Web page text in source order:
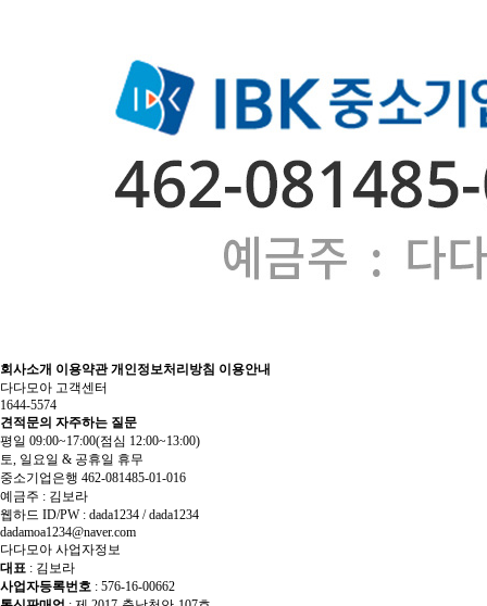
회사소개 이용약관 개인정보처리방침 이용안내
다다모아 고객센터
1644-5574
견적문의 자주하는 질문
평일 09:00~17:00(점심 12:00~13:00)
토, 일요일 & 공휴일 휴무
중소기업은행 462-081485-01-016
예금주 : 김보라
웹하드 ID/PW : dada1234 / dada1234
dadamoa1234@naver.com
다다모아 사업자정보
대표 : 김보라
사업자등록번호 : 576-16-00662